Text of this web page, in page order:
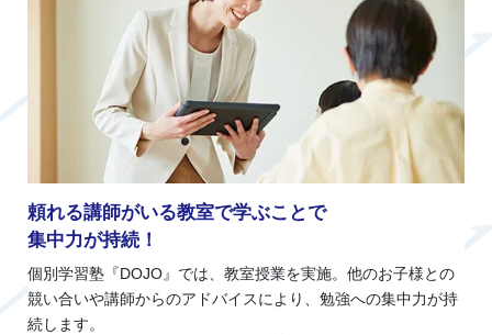
頼れる講師がいる教室で学ぶことで
集中力が持続！
個別学習塾『DOJO』では、教室授業を実施。他のお子様との
競い合いや講師からのアドバイスにより、勉強への集中力が持
続します。